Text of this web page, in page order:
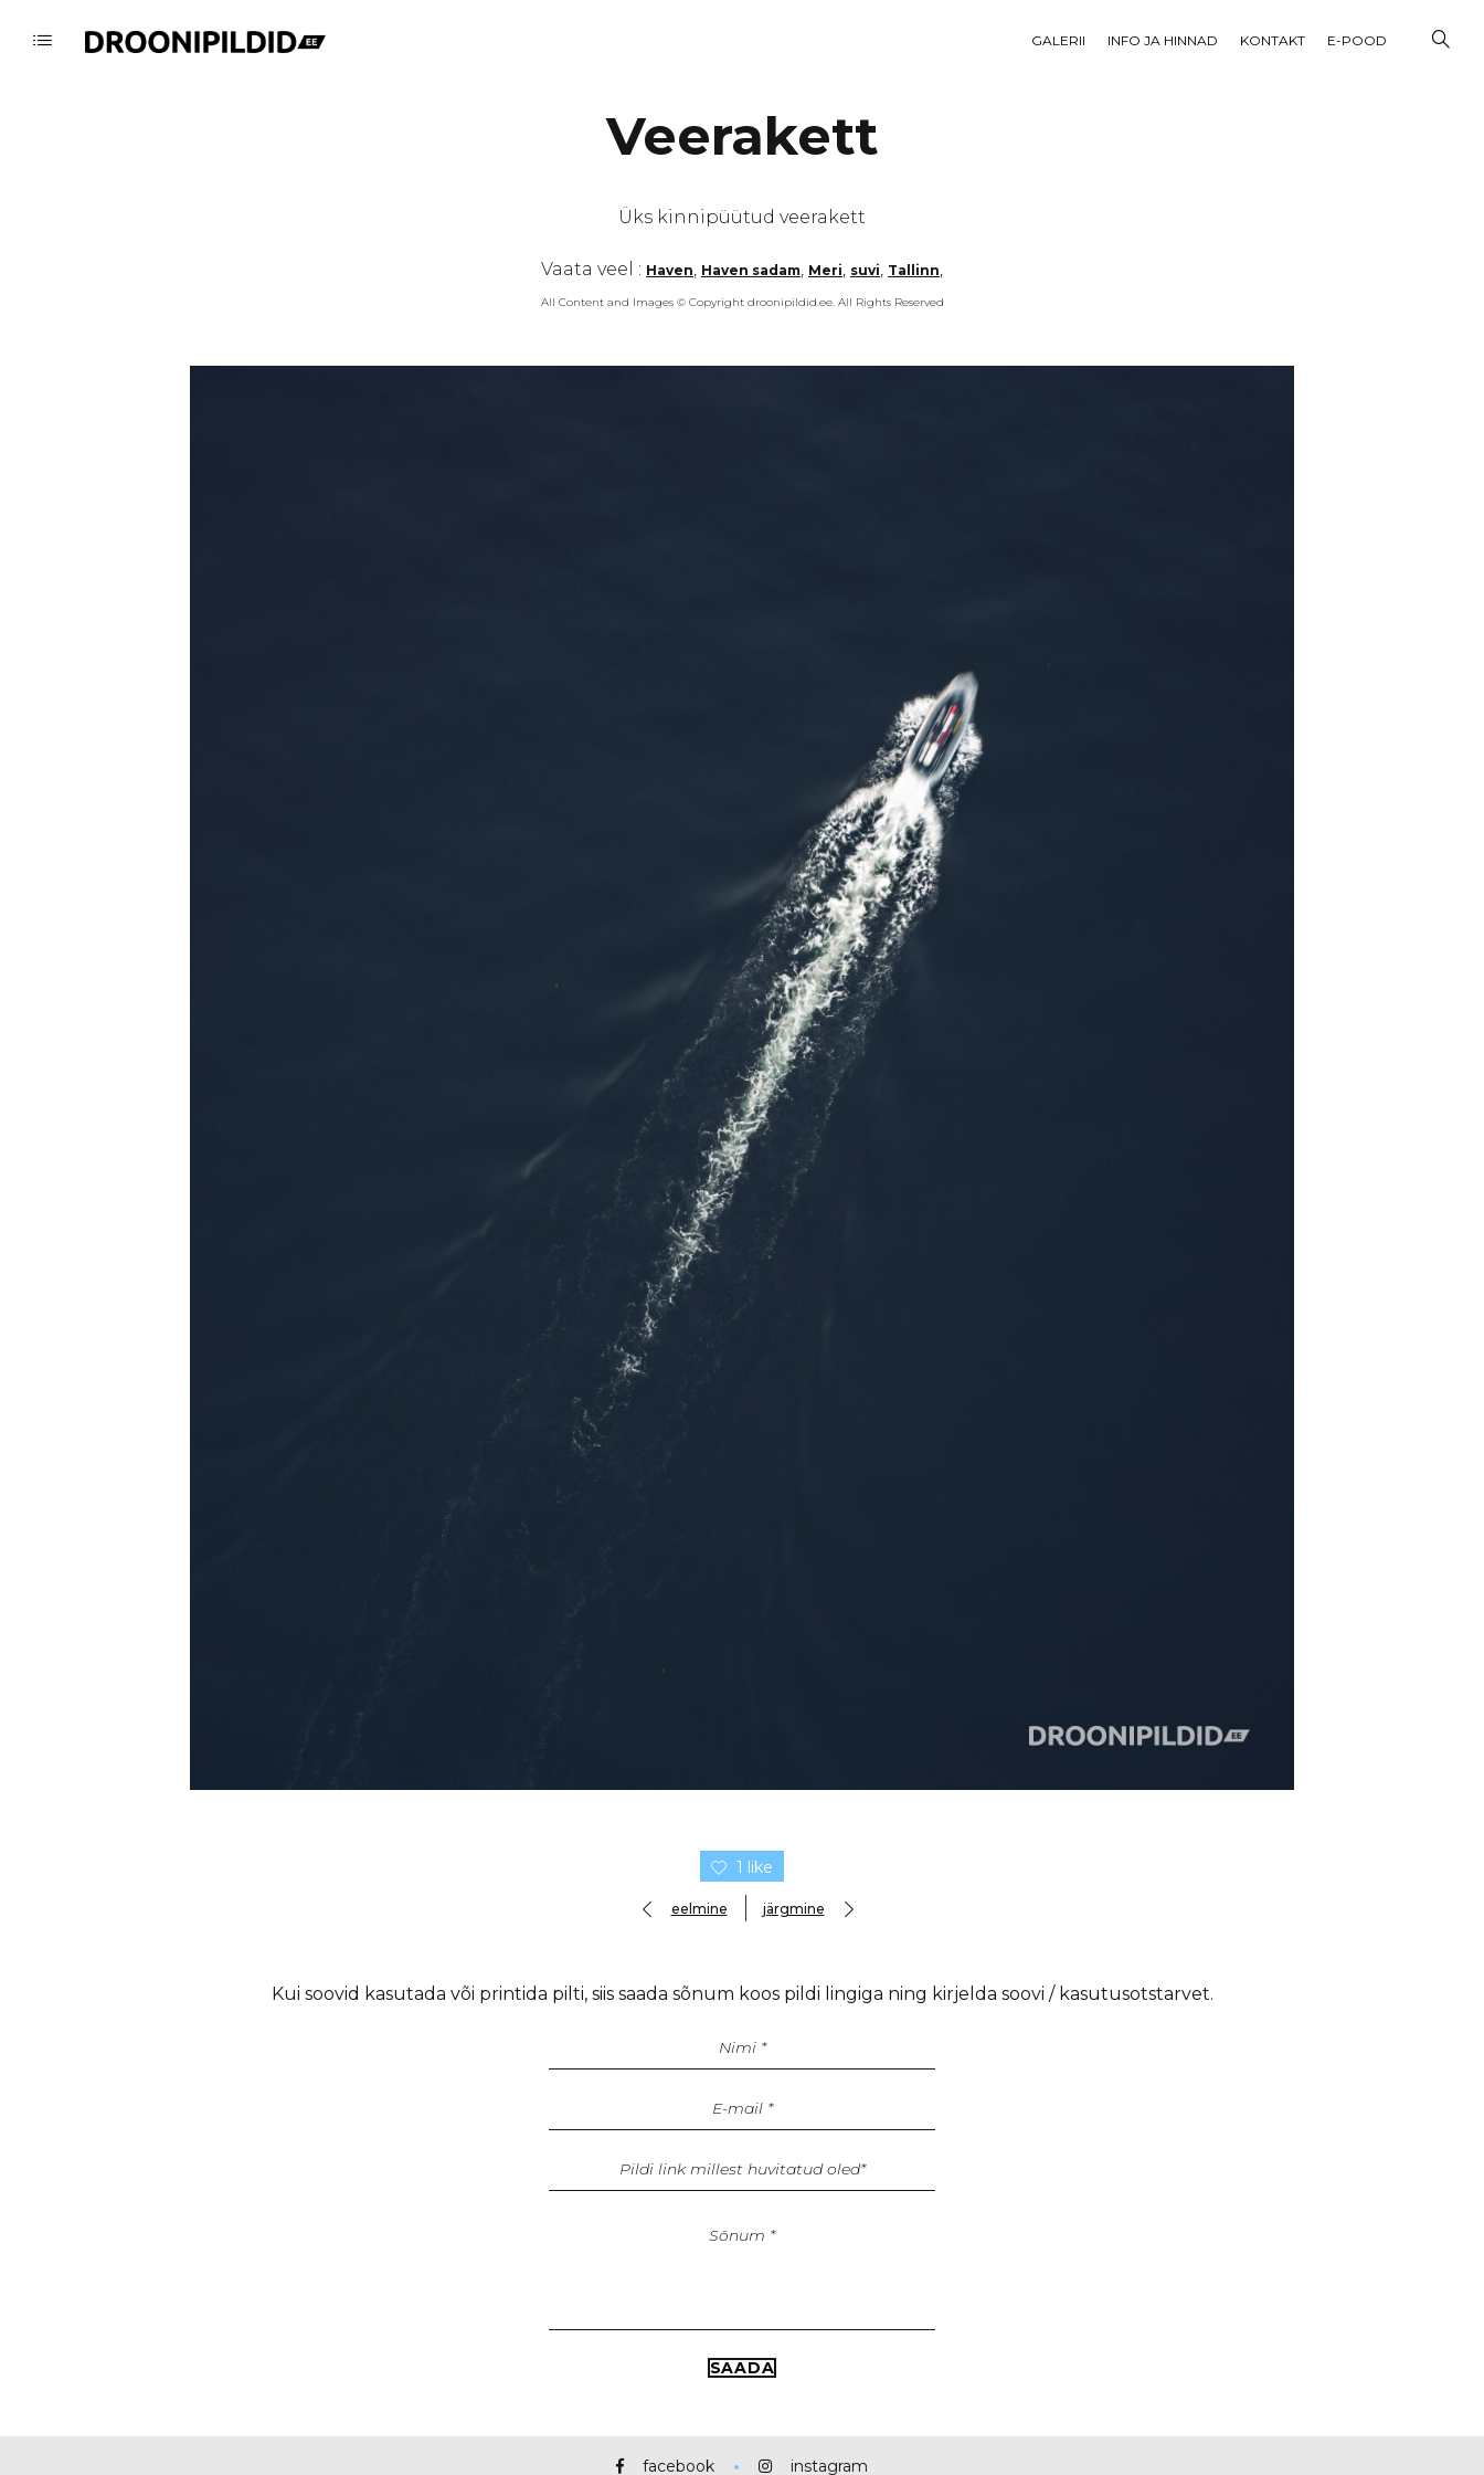
GALERII INFO JA HINNAD KONTAKT E-POOD
Veerakett
Üks kinnipüütud veerakett
Vaata veel : Haven, Haven sadam, Meri, suvi, Tallinn,
All Content and Images © Copyright droonipildid.ee. All Rights Reserved
1 like
eelmine järgmine
Kui soovid kasutada või printida pilti, siis saada sõnum koos pildi lingiga ning kirjelda soovi / kasutusotstarvet.
facebook instagram